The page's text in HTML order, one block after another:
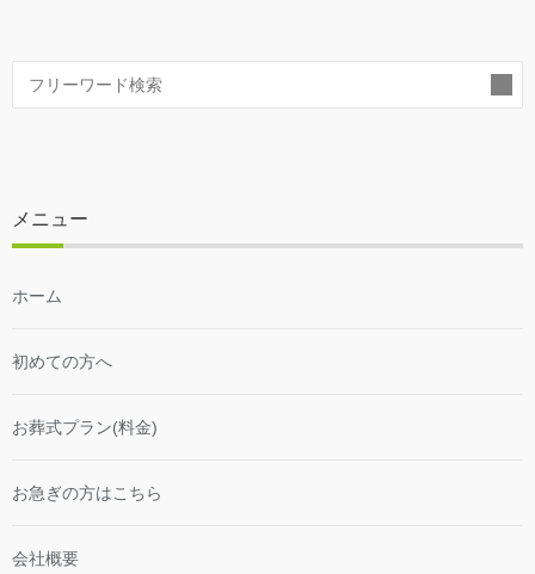
メニュー
ホーム
初めての方へ
お葬式プラン(料金)
お急ぎの方はこちら
会社概要